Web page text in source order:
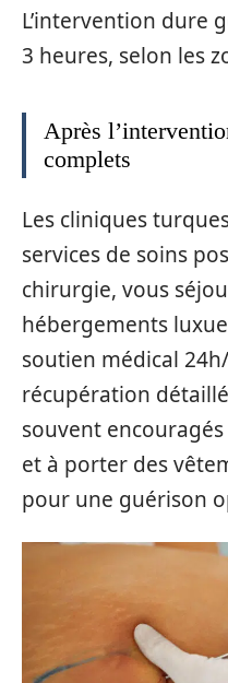
L’intervention dure
3 heures, selon les
Après
complets
Les cliniques
services de soins
chirurgie, vous
hébergements
soutien médical
récupération
souvent
et à porter des
pour une guérison